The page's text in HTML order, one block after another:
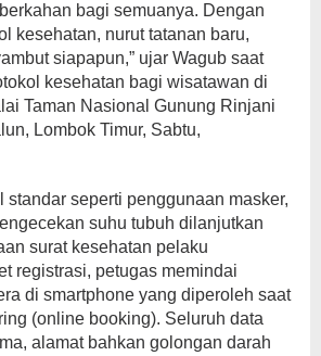
bagi semuanya. Dengan
kesehatan, nurut tatanan baru,
siapapun,” ujar Wagub saat
kesehatan bagi wisatawan di
Taman Nasional Gunung Rinjani
Lombok Timur, Sabtu,
standar seperti penggunaan masker,
suhu tubuh dilanjutkan
surat kesehatan pelaku
registrasi, petugas memindai
di smartphone yang diperoleh saat
(online booking). Seluruh data
alamat bahkan golongan darah